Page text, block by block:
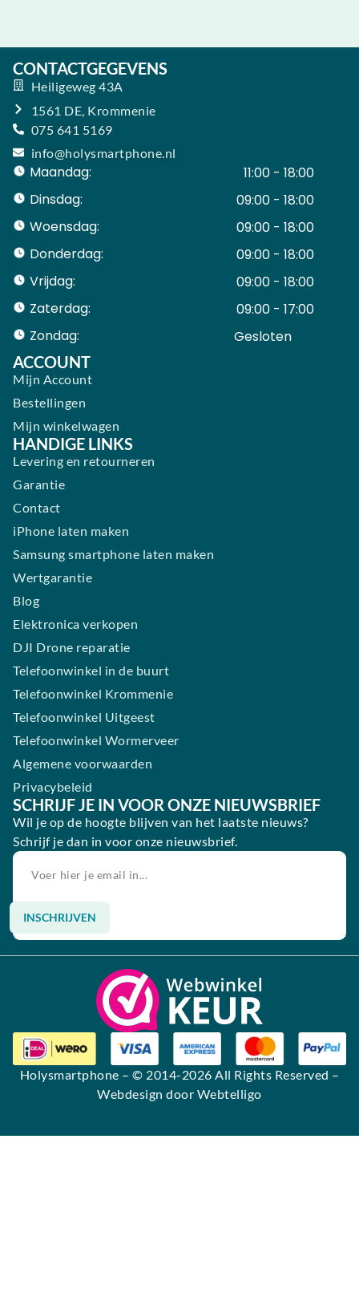
CONTACTGEGEVENS
Heiligeweg 43A
1561 DE, Krommenie
075 641 5169
info@holysmartphone.nl
Maandag:
11:00 - 18:00
Dinsdag:
09:00 - 18:00
Woensdag:
09:00 - 18:00
Donderdag:
09:00 - 18:00
Vrijdag:
09:00 - 18:00
Zaterdag:
09:00 - 17:00
Zondag:
Gesloten ​ ​ ​ ​ ​ ​ ​
ACCOUNT
Mijn Account
Bestellingen
Mijn winkelwagen
HANDIGE LINKS
Levering en retourneren
Garantie
Contact
iPhone laten maken
Samsung smartphone laten maken
Wertgarantie
Blog
Elektronica verkopen
DJI Drone reparatie
Telefoonwinkel in de buurt
Telefoonwinkel Krommenie
Telefoonwinkel Uitgeest
Telefoonwinkel Wormerveer
Algemene voorwaarden
Privacybeleid
SCHRIJF JE IN VOOR ONZE NIEUWSBRIEF
Wil je op de hoogte blijven van het laatste nieuws?
Schrijf je dan in voor onze nieuwsbrief.
INSCHRIJVEN
Alternative:
Holysmartphone – © 2014-2026 All Rights Reserved –
Webdesign door Webtelligo